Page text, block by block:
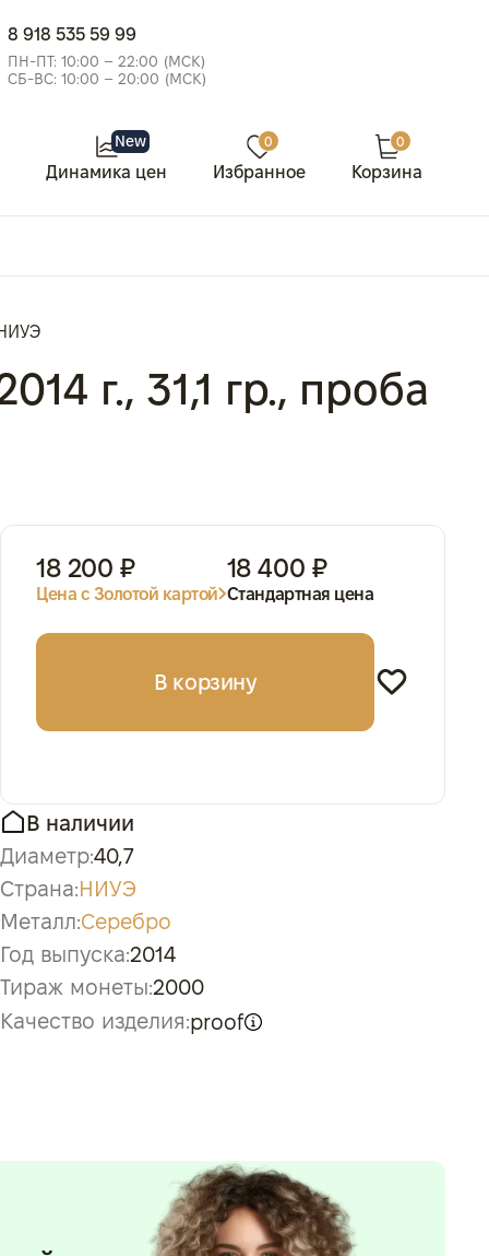
8 918 535 59 99
ПН-ПТ: 10:00 – 22:00 (МСК)
СБ-ВС: 10:00 – 20:00 (МСК)
New
Динамика цен
0
Избранное
0
Корзина
г., 31,1 гр., проба
18 200 ₽
Цена с Золотой картой
18 400 ₽
Стандартная цена
В корзину
В наличии
Диаметр:40,7
Страна:НИУЭ
Металл:Серебро
Год выпуска:2014
Тираж монеты:2000
Качество изделия:proof